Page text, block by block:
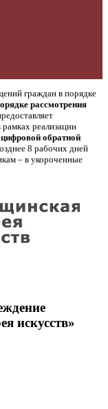
граждан в порядке
рассмотрения
реализации
обратной
8 рабочих дней
– в укороченные
искусств»